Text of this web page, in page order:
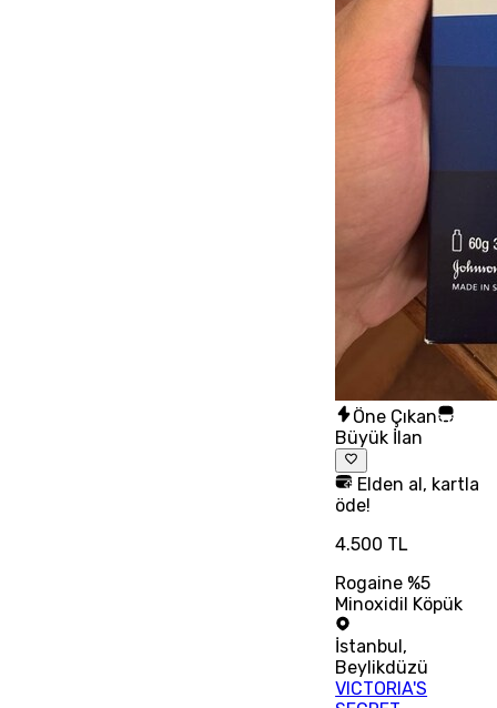
Öne Çıkan
Büyük İlan
Elden al, kartla
öde!
4.500 TL
Rogaine %5
Minoxidil Köpük
İstanbul,
Beylikdüzü
VICTORIA'S